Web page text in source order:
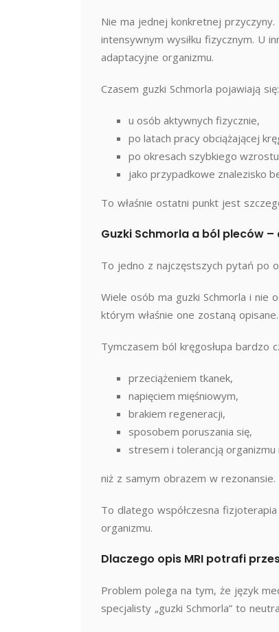
Nie ma jednej konkretnej
intensywnym wysiłku fizycznym. U
adaptacyjne organizmu.
Czasem guzki Schmorla pojawiają się:
u osób aktywnych fizycznie,
po latach pracy obciążającej
po okresach szybkiego
jako przypadkowe znalezisko
To właśnie ostatni punkt jest
Guzki Schmorla a ból pleców
To jedno z najczęstszych pytań po
Wiele osób ma guzki Schmorla i nie
którym właśnie one zostaną
Tymczasem ból kręgosłupa bardzo
przeciążeniem tkanek,
napięciem mięśniowym,
brakiem regeneracji,
sposobem poruszania się,
stresem i tolerancją organizmu
niż z samym obrazem w rezonansie.
To dlatego współczesna
organizmu.
Dlaczego opis MRI potrafi
Problem polega na tym, że język
specjalisty „guzki Schmorla” to